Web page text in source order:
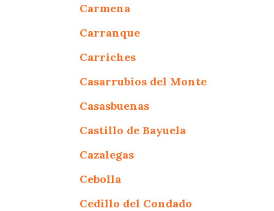
Carmena
Carranque
Carriches
Casarrubios del Monte
Casasbuenas
Castillo de Bayuela
Cazalegas
Cebolla
Cedillo del Condado